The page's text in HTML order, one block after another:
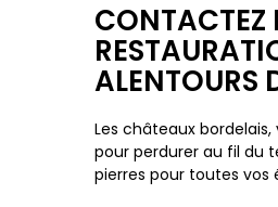
CONTACTEZ
ALENTOURS
Les châteaux
pour perdurer au fil du
pierres pour toutes